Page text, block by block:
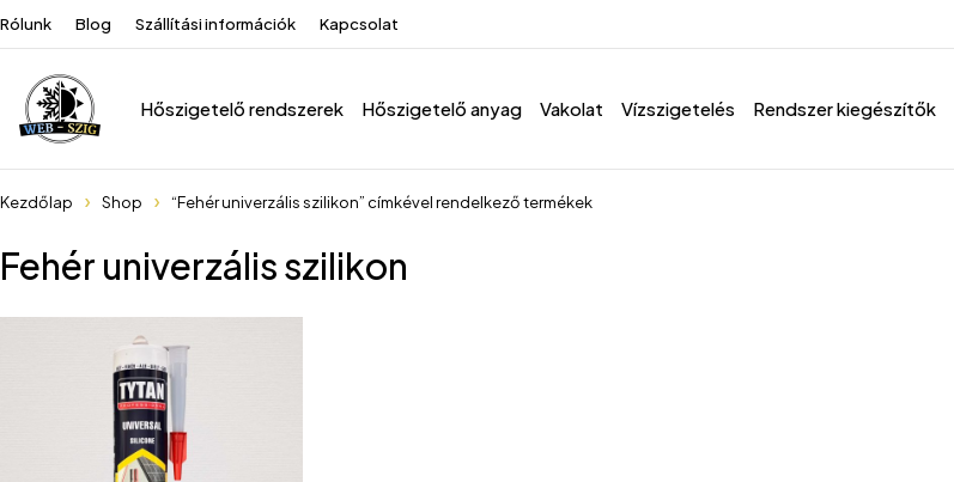
Rólunk Blog Szállítási információk Kapcsolat
Hőszigetelő rendszerek Hőszigetelő anyag Vakolat Vízszigetelés Rendszer kiegészítők
Kezdőlap Shop “Fehér univerzális szilikon” címkével rendelkező termékek
Fehér univerzális szilikon